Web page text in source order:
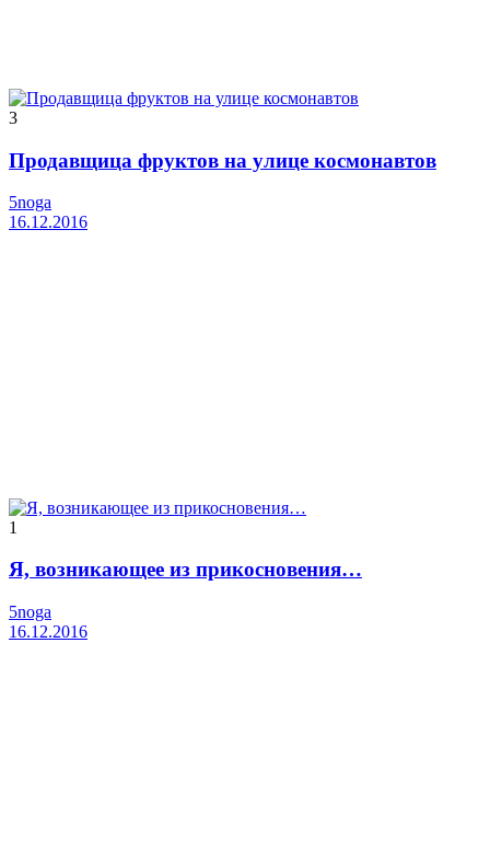
3
Продавщица фруктов на улице космонавтов
5noga
16.12.2016
1
Я, возникающее из прикосновения…
5noga
16.12.2016